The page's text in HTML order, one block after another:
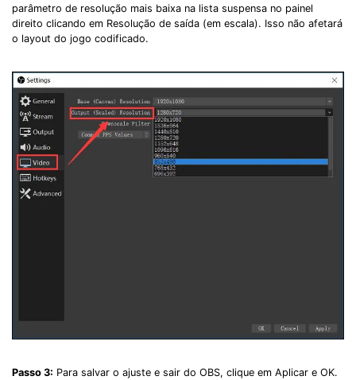
parâmetro de resolução mais baixa na lista suspensa no painel
direito clicando em Resolução de saída (em escala). Isso não afetará
o layout do jogo codificado.
Passo 3: Para salvar o ajuste e sair do OBS, clique em Aplicar e OK.